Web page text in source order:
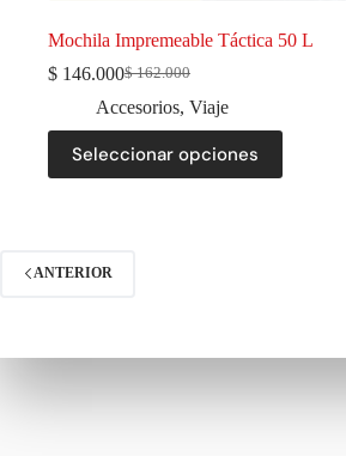
Mochila Impremeable Táctica 50 L
$162.000
$ 146.000
Accesorios, Viaje
Seleccionar opciones
ANTERIOR